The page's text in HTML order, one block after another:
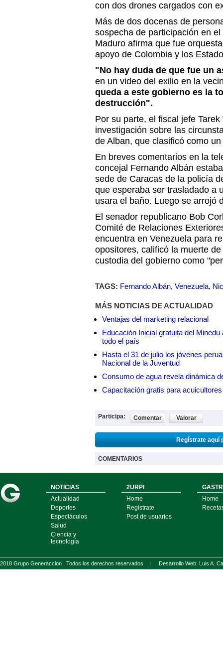
con dos drones cargados con
Más de dos docenas de
sospecha de participación en
Maduro afirma que fue
apoyo de Colombia y los
"No hay duda de que fue un
en un video del exilio en la
queda a este gobierno es la
destrucción".
Por su parte, el fiscal jefe
investigación sobre las
de Alban, que clasificó como
En breves comentarios en la
concejal Fernando Albán
sede de Caracas de la policía
que esperaba ser trasladado a
usara el baño. Luego se arrojó
El senador republicano Bob
Comité de Relaciones
encuentra en Venezuela para
opositores, calificó la muerte
custodia del gobierno como
TAGS: Fernando Albán, Venezuela,
MÁS NOTICIAS DE ACTUALIDAD
Ventajas del marketing relacional
Educación Inicial gratuita del
todo el país
Hasta el 31 de julio los jóvenes
Nacional de la Juventud
Consumo de agua revela dinámica
Capacitación gratis para
Participa: Comentar Valorar
Regístrate aquí
COMENTARIOS
NOTICIAS
Actualidad
Deportes
Espectáculos
Salud
Ciencia y
tecnología
2URPI
Home
Regístrate
Post de usuarios
Home
2018 Grupo Generaccion . Todos los derechos reservados | Desarrollo Web: Luis